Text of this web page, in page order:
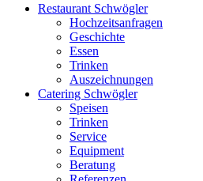
Restaurant Schwögler
Hochzeitsanfragen
Geschichte
Essen
Trinken
Auszeichnungen
Catering Schwögler
Speisen
Trinken
Service
Equipment
Beratung